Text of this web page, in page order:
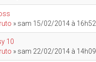
» sam 15/02/2014 à 16h52
10
» sam 22/02/2014 à 14h09